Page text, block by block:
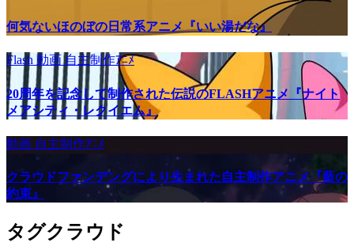
何気ないほのぼの日常系アニメ『いい湯だな』
Flash 動画自主制作ｱﾆﾒ
20周年を記念して制作された伝説のFLASHアニメ『ナイト
メアシティ・レクイエム』
動画 自主制作ｱﾆﾒ
クラウドファンデングにより生まれた自主制作アニメ『藍の
約束』
タグクラウド